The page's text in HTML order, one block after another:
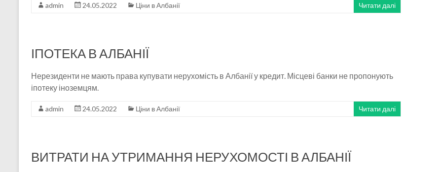
admin 24.05.2022 Ціни в Албанії Читати далі
ІПОТЕКА В АЛБАНІЇ
Нерезиденти не мають права купувати нерухомість в Албанії у кредит. Місцеві банки не пропонують
іпотеку іноземцям.
admin 24.05.2022 Ціни в Албанії Читати далі
ВИТРАТИ НА УТРИМАННЯ НЕРУХОМОСТІ В АЛБАНІЇ